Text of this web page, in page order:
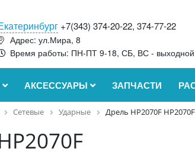
+7(343) 374-20-22, 374-77-22
Адрес: ул.Мира, 8
Время работы: ПН-ПТ 9-18, СБ, ВС - выходной
АКСЕССУАРЫ ЗАПЧАСТИ
Сетевые Ударные Дрель HP2070F HP2070F